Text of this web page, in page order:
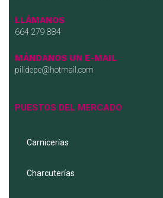
LLÁMANOS
664 279 884
MÁNDANOS UN E-MAIL
pilidepe@hotmail.com
PUESTOS DEL MERCADO
Carnicerías
Charcuterías